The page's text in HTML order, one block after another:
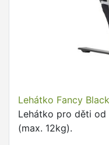
Lehátko Fancy Black
Lehátko pro děti od
(max. 12kg).